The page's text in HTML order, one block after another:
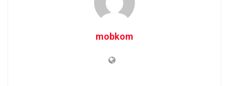
mobkom